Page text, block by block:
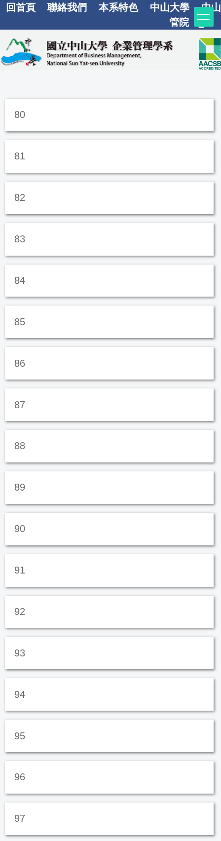
跳
要
內
回首頁 聯絡我們 本系特色 中山大學
中山
管院
80
81
82
83
84
85
86
87
88
89
90
91
92
93
94
95
96
97